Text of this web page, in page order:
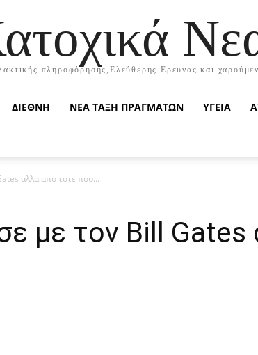
πληροφόρησης,Ελεύθερης Ερευνας και
ΔΙΕΘΝΗ ΝΕΑ ΤΑΞΗ ΠΡΑΓΜΑΤΩΝ ΥΓΕΙΑ
αλλα απο τοτε που...
με τον Bill